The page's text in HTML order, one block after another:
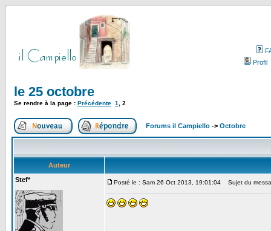
Profil
le 25 octobre
Se rendre à la page : Précédente 1 2
Forums il Campiello -> Octobre
Auteur
Stef*
Posté le : Sam 26 Oct 2013, 19:01:04 Sujet du